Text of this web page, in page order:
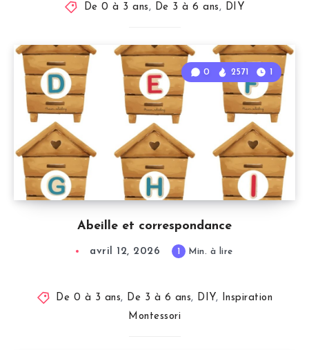
De 0 à 3 ans, De 3 à 6 ans, DIY
Abeille et correspondance
0 2571 1
avril 12, 2026 1 Min. à lire
De 0 à 3 ans, De 3 à 6 ans, DIY, Inspiration
Montessori